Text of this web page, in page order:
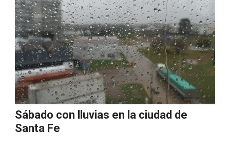
Sábado con lluvias en la ciudad de
Santa Fe